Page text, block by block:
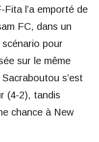
l’a emporté de
FC, dans un
pour
sur le même
s’est
(4-2), tandis
chance à New